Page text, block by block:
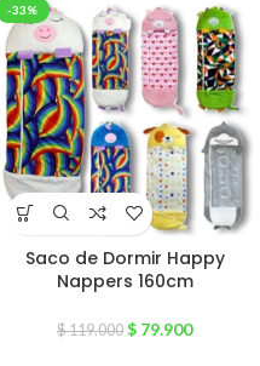
-33%
Saco de Dormir Happy
Nappers 160cm
$119.000 $ 79.900